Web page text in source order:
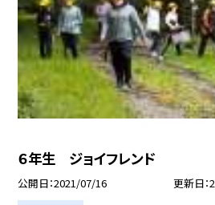
６年生 ジョイフレンド
公開日 2021/07/16 更新日